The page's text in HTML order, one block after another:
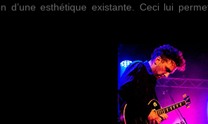
d’une esthétique existante. Ceci lui